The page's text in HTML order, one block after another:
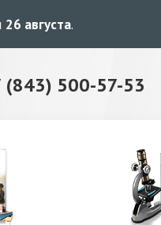
26 августа.
(843) 500-57-53